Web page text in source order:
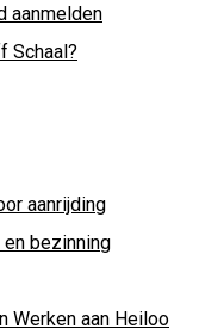
aanmelden
Schaal?
aanrijding
en bezinning
Werken aan Heiloo